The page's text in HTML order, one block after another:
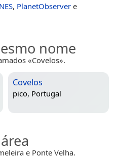
, PlanetObserver e
nome
«Covelos».
Covelos
pico, Portugal
e Ponte Velha.